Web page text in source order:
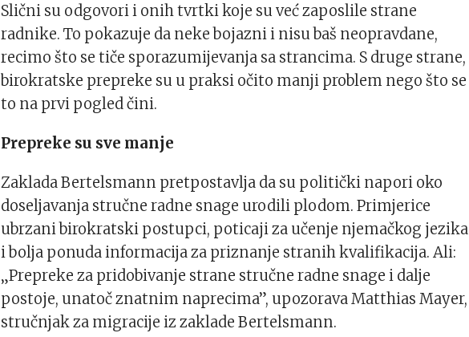
Slični su odgovori i onih tvrtki koje su već zaposlile strane
radnike. To pokazuje da neke bojazni i nisu baš neopravdane,
recimo što se tiče sporazumijevanja sa strancima. S druge strane,
birokratske prepreke su u praksi očito manji problem nego što se
to na prvi pogled čini.
Prepreke su sve manje
Zaklada Bertelsmann pretpostavlja da su politički napori oko
doseljavanja stručne radne snage urodili plodom. Primjerice
ubrzani birokratski postupci, poticaji za učenje njemačkog jezika
i bolja ponuda informacija za priznanje stranih kvalifikacija. Ali:
„Prepreke za pridobivanje strane stručne radne snage i dalje
postoje, unatoč znatnim naprecima”, upozorava Matthias Mayer,
stručnjak za migracije iz zaklade Bertelsmann.